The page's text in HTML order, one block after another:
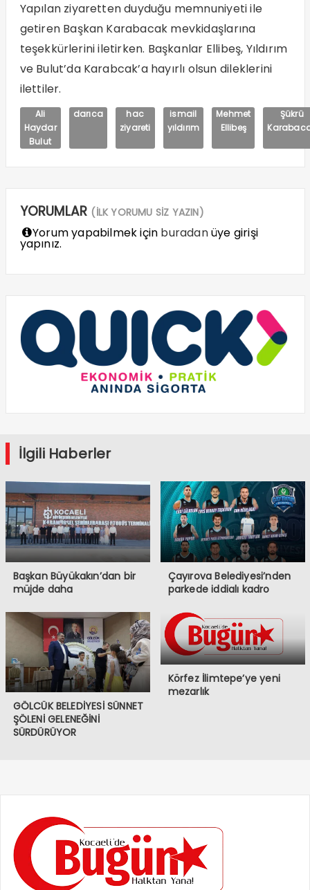
Yapılan ziyaretten duyduğu memnuniyeti ile
getiren Başkan Karabacak mevkidaşlarına
teşekkürlerini iletirken. Başkanlar Ellibeş, Yıldırım
ve Bulut’da Karabcak’a hayırlı olsun dileklerini
ilettiler.
Ali
Haydar
Bulut
darıca
hac
ziyareti
ismail
yıldırım
Mehmet
Ellibeş
Şükrü
YORUMLAR (İLK YORUMU SİZ YAZIN)
Yorum yapabilmek için buradanüye girişi
yapınız.
İlgili Haberler
Başkan Büyükakın’dan bir
müjde daha
Çayırova Belediyesi’nden
parkede iddialı kadro
GÖLCÜK BELEDİYESİ SÜNNET
ŞÖLENİ GELENEĞİNİ
SÜRDÜRÜYOR
Körfez İlimtepe’ye yeni
mezarlık